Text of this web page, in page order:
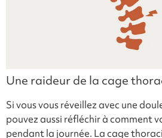
Une raideur de la cage
Si vous vous réveillez avec une
pouvez aussi réfléchir à comment
pendant la journée. La cage